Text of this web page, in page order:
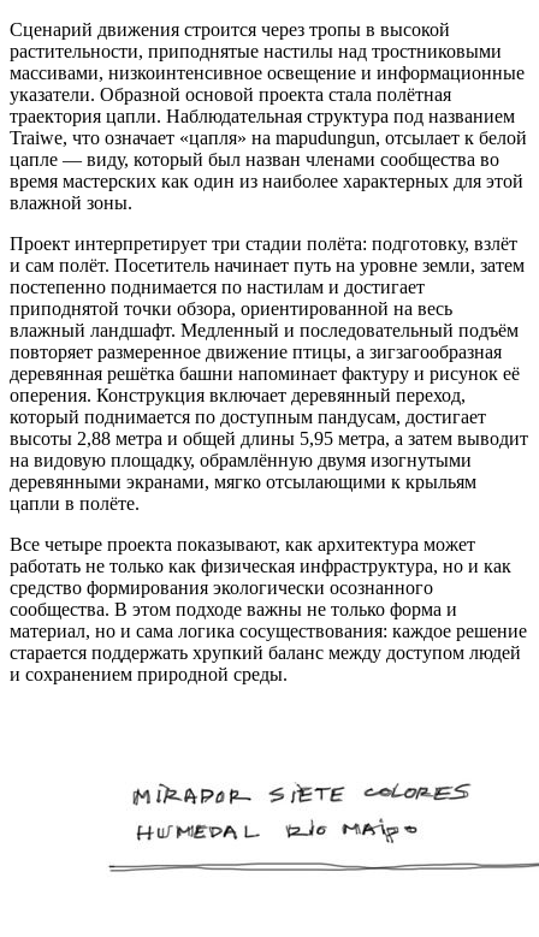
Сценарий движения строится через тропы в высокой
растительности, приподнятые настилы над тростниковыми
массивами, низкоинтенсивное освещение и информационные
указатели. Образной основой проекта стала полётная
траектория цапли. Наблюдательная структура под названием
Traiwe, что означает «цапля» на mapudungun, отсылает к белой
цапле — виду, который был назван членами сообщества во
время мастерских как один из наиболее характерных для этой
влажной зоны.
Проект интерпретирует три стадии полёта: подготовку, взлёт
и сам полёт. Посетитель начинает путь на уровне земли, затем
постепенно поднимается по настилам и достигает
приподнятой точки обзора, ориентированной на весь
влажный ландшафт. Медленный и последовательный подъём
повторяет размеренное движение птицы, а зигзагообразная
деревянная решётка башни напоминает фактуру и рисунок её
оперения. Конструкция включает деревянный переход,
который поднимается по доступным пандусам, достигает
высоты 2,88 метра и общей длины 5,95 метра, а затем выводит
на видовую площадку, обрамлённую двумя изогнутыми
деревянными экранами, мягко отсылающими к крыльям
цапли в полёте.
Все четыре проекта показывают, как архитектура может
работать не только как физическая инфраструктура, но и как
средство формирования экологически осознанного
сообщества. В этом подходе важны не только форма и
материал, но и сама логика сосуществования: каждое решение
старается поддержать хрупкий баланс между доступом людей
и сохранением природной среды.